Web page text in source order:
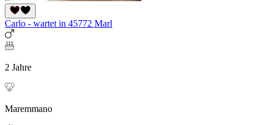
Carlo - wartet in 45772 Marl
2 Jahre
Maremmano